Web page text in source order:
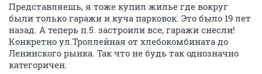
Представляешь, я тоже купил жилье где вокруг
были только гаражи и куча парковок. Это было 19 лет
назад. А теперь п.5. застроили все, гаражи снесли!
Конкретно ул.Троллейная от хлебокомбината до
Ленинского рынка. Так что не будь так однозначно
категоричен.